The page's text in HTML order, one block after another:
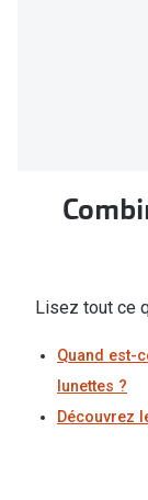
Lisez tout ce
Quand est-
lunettes ?
Découvrez